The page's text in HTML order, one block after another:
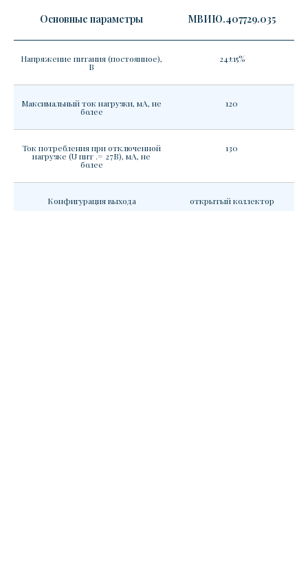
Основные параметры МВИЮ.407729.035
Напряжение питания (постоянное),
В
24±15%
Максимальный ток нагрузки, мА, не
более
120
Ток потребления при отключенной
нагрузке (U пит .= 27В), мА, не
более
130
Конфигурация выхода открытый коллектор